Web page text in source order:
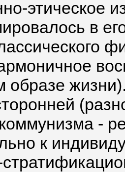
этическое
в
образе
-
к